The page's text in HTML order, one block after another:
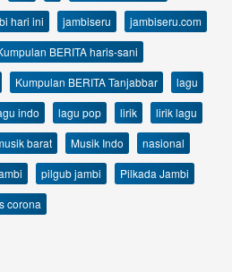
hari ini jambiseru
jambiseru.com
BERITA haris-sani
Kumpulan BERITA Tanjabbar
lagu
indo lagu pop lirik
lirik lagu
barat Musik Indo
nasional
pilgub jambi
Pilkada Jambi
corona